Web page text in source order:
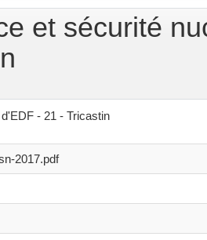
et sécurité
- 21 - Tricastin
2017.pdf